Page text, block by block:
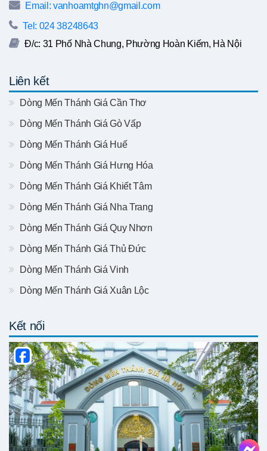
Email: vanhoamtghn@gmail.com
Tel: 024 38248643
Đ/c: 31 Phố Nhà Chung, Phường Hoàn Kiếm, Hà Nội
Liên kết
Dòng Mến Thánh Giá Cần Thơ
Dòng Mến Thánh Giá Gò Vấp
Dòng Mến Thánh Giá Huế
Dòng Mến Thánh Giá Hưng Hóa
Dòng Mến Thánh Giá Khiết Tâm
Dòng Mến Thánh Giá Nha Trang
Dòng Mến Thánh Giá Quy Nhơn
Dòng Mến Thánh Giá Thủ Đức
Dòng Mến Thánh Giá Vinh
Dòng Mến Thánh Giá Xuân Lộc
Kết nối